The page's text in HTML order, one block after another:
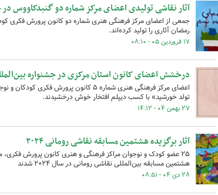
آثار نقاشی تولیدی اعضای مرکز شماره دو گنبدکاووس
جمعی از اعضای مرکز فرهنگی هنری شماره دو کانون پرورش فکری
رمضان آثاری را تولید کرده‌اند.
۱۷ فروردین ۰۵ - ۰۸:۱۰
درخشش اعضای کانون استان مرکزی در جشنواره
اعضای مرکز فرهنگی هنری شماره ۵ کانون
تولد خورشید» با کسب دیپلم افتخار خوش درخشیدند.
۲۷ بهمن ۰۴ - ۱۴:۱۲
آثار برگزیده هشتمین مسابقه نقاشی رومانی ۲۰۲۴
۲۵ عضو کودک و نوجوان مراکز فرهنگی و هنری کانون پرورش فکری،
هشتمین مسابقه بین‌المللی نقاشی رومانی در سال ۲۰۲۴ شدند
۲۸ دی ۰۴ - ۰۸:۵۱